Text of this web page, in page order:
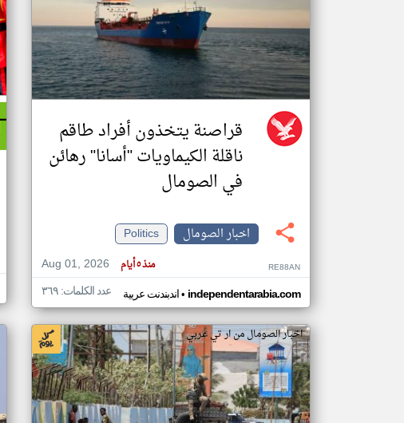
قراصنة يتخذون أفراد طاقم
ناقلة الكيماويات "أسانا" رهائن
في الصومال
اخبار الصومال
Politics
Aug 01, 2026
منذ ٥ أيام RE88AN
اندبندنت عربية• independentarabia.com عدد الكلمات: ٣٦٩
اخبار الصومال من ار تي عربي